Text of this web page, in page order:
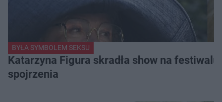
BYŁA SYMBOLEM SEKSU
Katarzyna Figura skradła show na
spojrzenia